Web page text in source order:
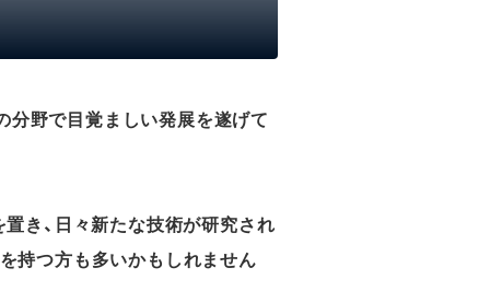
分野で目覚ましい発展を遂げて
き、日々新たな技術が研究され
持つ方も多いかもしれません